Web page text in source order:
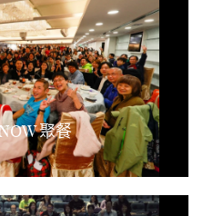
聚餐